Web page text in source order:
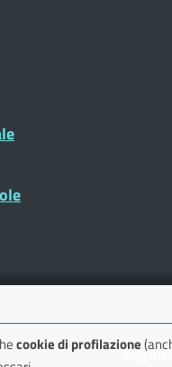
cookie di profilazione